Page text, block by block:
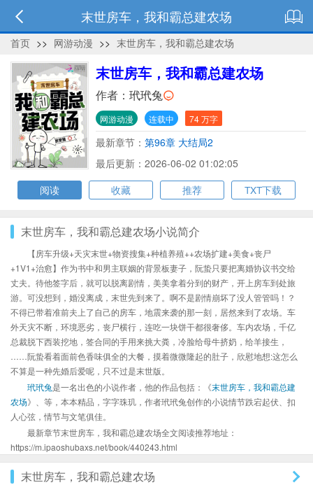
末世房车，我和霸总建农场
首页 >> 网游动漫 >> 末世房车，我和霸总建农场
末世房车，我和霸总建农场
作者： 玳玳兔
网游动漫 连载中 74 万字
最新章节： 第96章 大结局2
最后更新：2026-06-02 01:02:05
阅读
收藏 推荐 TXT下载
末世房车，我和霸总建农场小说简介
【房车升级+天灾末世+物资搜集+种植养殖++农场扩建+美食+丧尸
+1V1+治愈】作为书中和男主联姻的背景板妻子，阮蛰只要把离婚协议书交给
丈夫。待他签字后，就可以脱离剧情，美美拿着分到的财产，开上房车到处旅
游。可没想到，婚没离成，末世先到来了。啊不是剧情崩坏了没人管管吗！？
不得已带着准前夫上了自己的房车，地震来袭的那一刻，居然来到了农场。车
外天灾不断，环境恶劣，丧尸横行，连吃一块饼干都很奢侈。车内农场，千亿
总裁脱下西装挖地，签合同的手用来挑大粪，冷脸给母牛挤奶，给羊接生，
……阮蛰看着面前色香味俱全的大餐，摸着微微隆起的肚子，欣慰地想:这怎么
不算是一种先婚后爱呢，只不过是末世版。
玳玳兔是一名出色的小说作者，他的作品包括：《末世房车，我和霸总建
农场》、等，本本精品，字字珠玑，作者玳玳兔创作的小说情节跌宕起伏、扣
人心弦，情节与文笔俱佳。
最新章节末世房车，我和霸总建农场全文阅读推荐地址：
https://m.ipaoshubaxs.net/book/440243.html
末世房车，我和霸总建农场